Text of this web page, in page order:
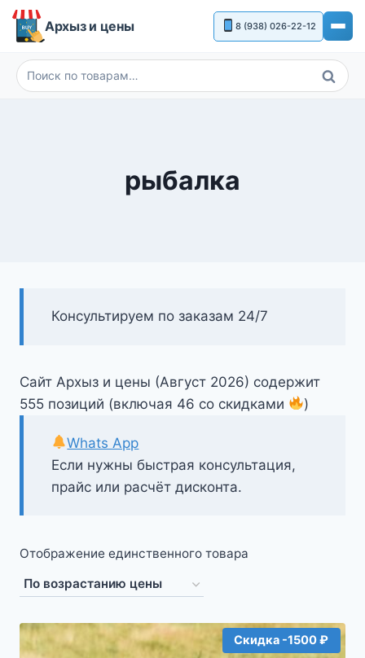
Перейти
Архыз и цены 8 (938) 026-22-12
Искать:
Поиск
рыбалка
Консультируем по заказам 24/7
Сайт Архыз и цены (Август 2026) содержит
555 позиций (включая 46 со скидками
)
Если нужны быстрая консультация,
прайс или расчёт дисконта.
Whats App
Отображение единственного товара
Скидка -1500 ₽